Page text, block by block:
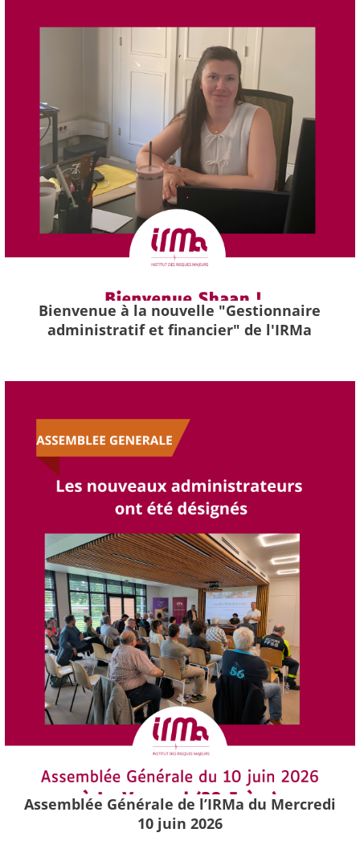
Bienvenue à la nouvelle "Gestionnaire
administratif et financier" de l'IRMa
Assemblée Générale de l’IRMa du Mercredi
10 juin 2026